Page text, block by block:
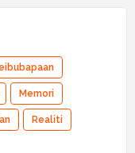
Memori
Realiti